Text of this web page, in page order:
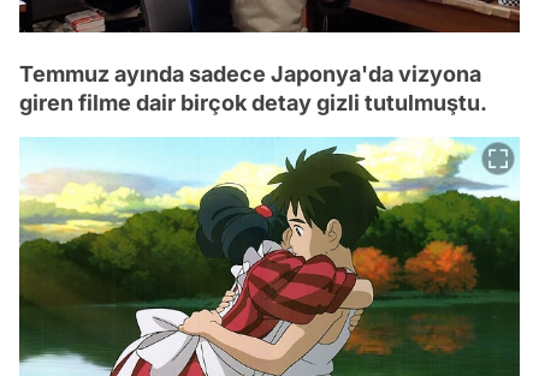
Temmuz ayında sadece Japonya'da vizyona
giren filme dair birçok detay gizli tutulmuştu.